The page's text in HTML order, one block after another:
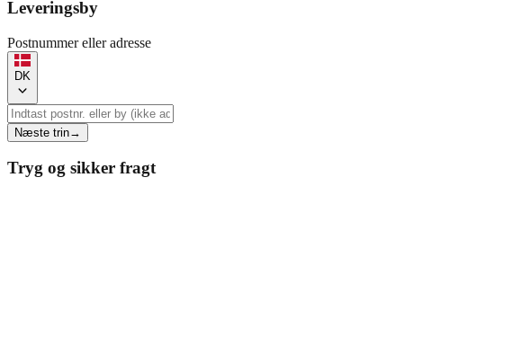
Leveringsby
Postnummer eller adresse
DK
Næste trin→
Tryg og sikker fragt